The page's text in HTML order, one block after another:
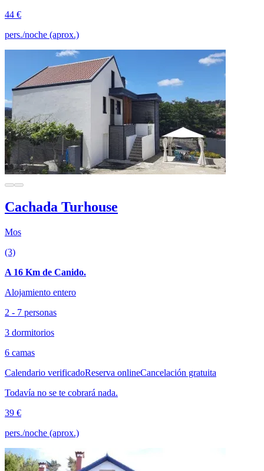
44 €
pers./noche (aprox.)
Cachada Turhouse
Mos
(3)
A 16 Km de Canido.
Alojamiento entero
2 - 7 personas
3 dormitorios
6 camas
Calendario verificadoReserva onlineCancelación gratuita
Todavía no se te cobrará nada.
39 €
pers./noche (aprox.)